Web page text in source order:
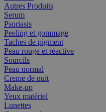
Autres Produits
Serum
Psoriasis
Peeling et gommage
Taches de pigment
Peau rouge et réactive
Sourcils
Peau normal
Creme de nuit
Make-up
Yeux matériel
Lunettes